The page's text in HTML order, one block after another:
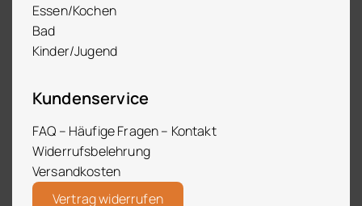
Essen/Kochen
Bad
Kinder/Jugend
Kundenservice
FAQ – Häufige Fragen – Kontakt
Widerrufsbelehrung
Versandkosten
Vertrag widerrufen